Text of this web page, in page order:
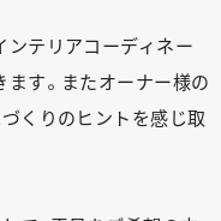
テリアコーディネー
す。またオーナー様の
くりのヒントを感じ取